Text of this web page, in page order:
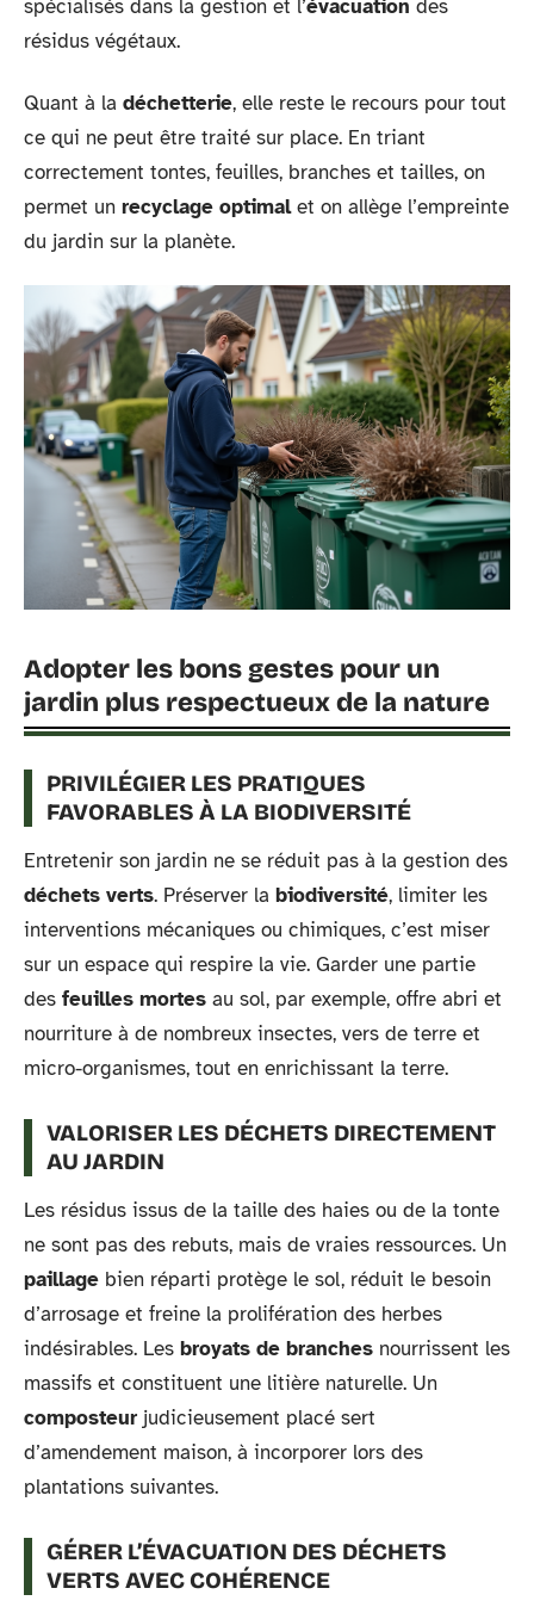
spécialisés dans la gestion et l’évacuation des
résidus végétaux.
Quant à la déchetterie, elle reste le recours pour tout
ce qui ne peut être traité sur place. En triant
correctement tontes, feuilles, branches et tailles, on
permet un recyclage optimalet on allège l’empreinte
du jardin sur la planète.
Adopter les bons gestes pour un
jardin plus respectueux de la nature
PRIVILÉGIER LES PRATIQUES
FAVORABLES À LA BIODIVERSITÉ
Entretenir son jardin ne se réduit pas à la gestion des
déchets verts. Préserver la biodiversité, limiter les
interventions mécaniques ou chimiques, c’est miser
sur un espace qui respire la vie. Garder une partie
des feuilles mortes au sol, par exemple, offre abri et
nourriture à de nombreux insectes, vers de terre et
micro-organismes, tout en enrichissant la terre.
VALORISER LES DÉCHETS DIRECTEMENT
AU JARDIN
Les résidus issus de la taille des haies ou de la tonte
ne sont pas des rebuts, mais de vraies ressources. Un
paillage bien réparti protège le sol, réduit le besoin
d’arrosage et freine la prolifération des herbes
indésirables. Les broyats de branches nourrissent les
massifs et constituent une litière naturelle. Un
composteur judicieusement placé sert
d’amendement maison, à incorporer lors des
plantations suivantes.
GÉRER L’ÉVACUATION DES DÉCHETS
VERTS AVEC COHÉRENCE